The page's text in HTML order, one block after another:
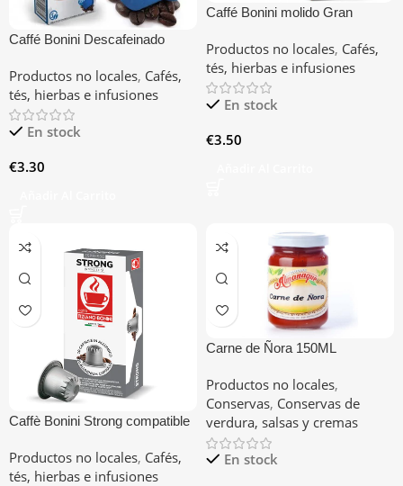
Caffé Bonini Descafeinado
Productos no locales, Cafés,
tés, hierbas e infusiones
En stock
€3.30
Caffé Bonini molido Gran
Productos no locales, Cafés,
tés, hierbas e infusiones
En stock
€3.50
Caffè Bonini Strong compatible
Productos no locales, Cafés,
tés, hierbas e infusiones
Carne de Ñora 150ML
Productos no locales,
Conservas, Conservas de
verdura, salsas y cremas
En stock